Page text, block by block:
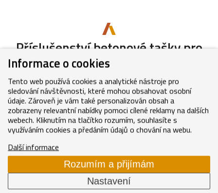
Příslušenství betonové taškypro
betonové tašky řady Zenit MAX
Nadkrokevní izolacepro betonové tašky
řady Zenit MAX
Nadkrokevní izolace Puren FD-L
Informace o cookies
Tento web používá cookies a analytické nástroje pro
sledování návštěvnosti, které mohou obsahovat osobní
údaje. Zároveň je vám také personalizován obsah a
zobrazeny relevantní nabídky pomoci cílené reklamy na dalších
webech. Kliknutím na tlačítko rozumím, souhlasíte s
využíváním cookies a předáním údajů o chování na webu.
Další informace
Rozumím a přijímám
Nastavení